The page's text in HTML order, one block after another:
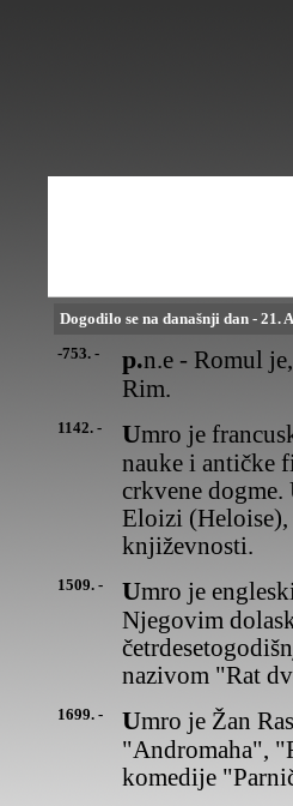
Dogodilo se na današnji dan - 21.
-753. -
p.n.e - Romul je, prema istoričaru Marku Terentiju Varonu, osnovao
Rim.
1142. - Umro je francuski filozof i teolog Pjer Abelar. Kao zastupnik laičke
nauke i antičke
crkvene
Eloizi (Heloise),
književnosti.
1509. - Umro je engleski kralj Henri VII, osnivačdinastije Tjudor.
Njegovim
nazivom "Rat
1699. - Umro je Žan Rasin, francuski pesnik i autordramskih tragedija
"Andromaha",
komedije